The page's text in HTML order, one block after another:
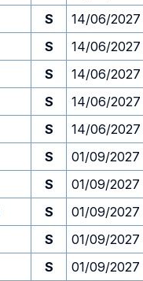
S 14/06/2027
S 14/06/2027
S 14/06/2027
S 14/06/2027
S 14/06/2027
S 01/09/2027
S 01/09/2027
S 01/09/2027
S 01/09/2027
S 01/09/2027